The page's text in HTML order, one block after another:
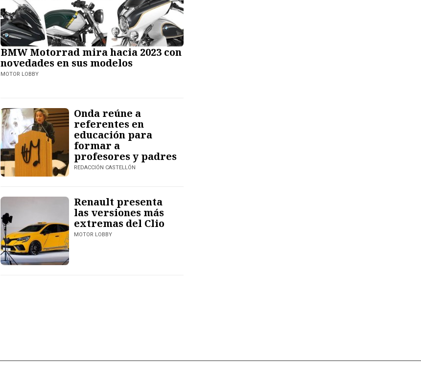
BMW Motorrad mira hacia 2023 con
novedades en sus modelos
MOTOR LOBBY
Onda reúne a
referentes en
educación para
formar a
profesores y padres
REDACCIÓN CASTELLÓN
Renault presenta
las versiones más
extremas del Clio
MOTOR LOBBY